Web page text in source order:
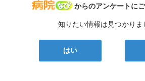
病院なび
からのアンケートにご
知りたい情報は見つかりま
はい